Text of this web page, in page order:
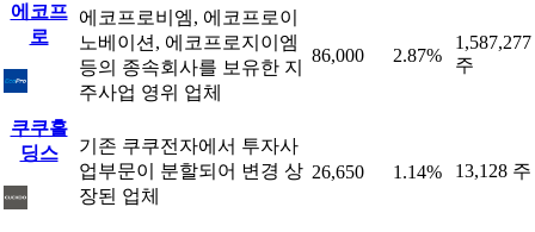
에코프
로
에코프로비엠, 에코프로이
노베이션, 에코프로지이엠
등의 종속회사를 보유한 지
주사업 영위 업체
86,000 2.87%
1,587,277
주
쿠쿠홀
딩스
기존 쿠쿠전자에서 투자사
업부문이 분할되어 변경 상
장된 업체
26,650 1.14% 13,128 주